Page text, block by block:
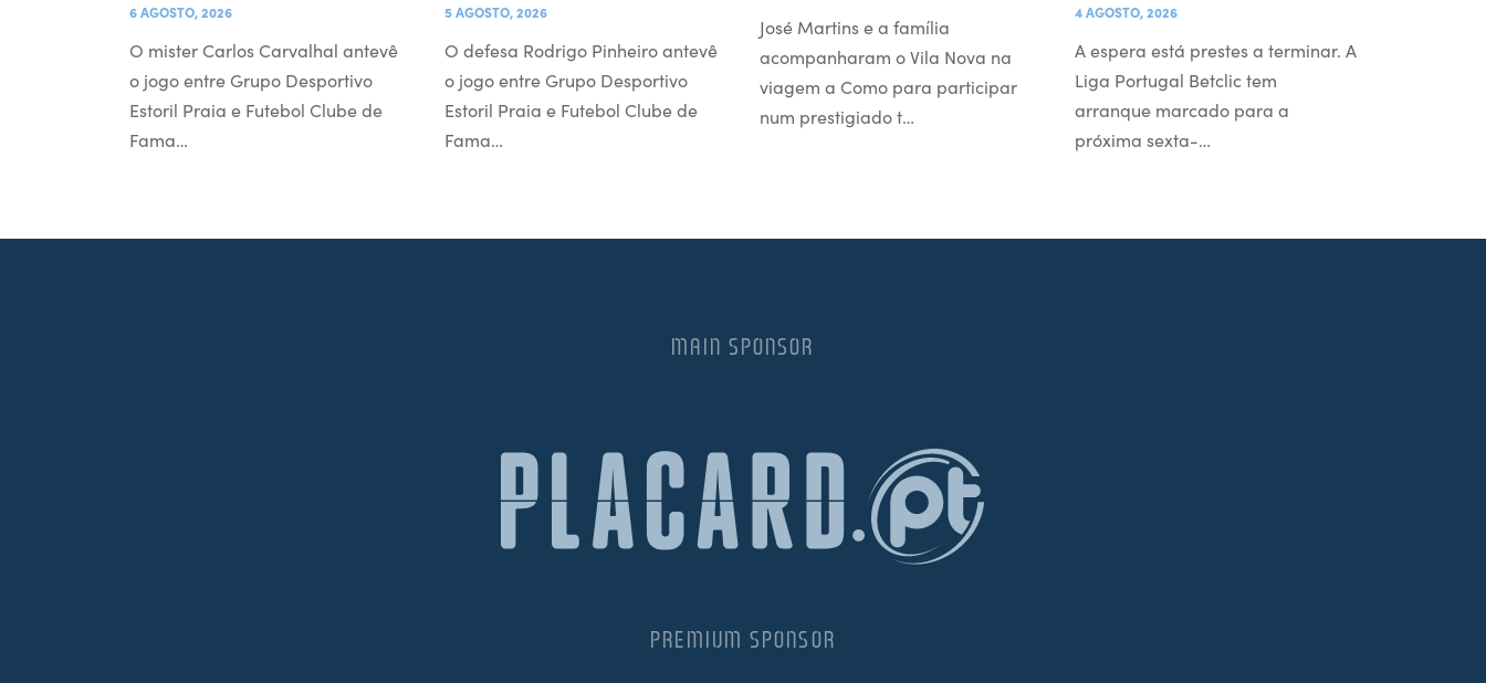
6 AGOSTO, 2026
O mister Carlos Carvalhal antevê
o jogo entre Grupo Desportivo
Estoril Praia e Futebol Clube de
Fama…
5 AGOSTO, 2026
O defesa Rodrigo Pinheiro antevê
o jogo entre Grupo Desportivo
Estoril Praia e Futebol Clube de
Fama…
José Martins e a família
acompanharam o Vila Nova na
viagem a Como para participar
num prestigiado t…
4 AGOSTO, 2026
A espera está prestes a terminar. A
Liga Portugal Betclic tem
arranque marcado para a
próxima sexta-…
MAIN SPONSOR
PREMIUM SPONSOR